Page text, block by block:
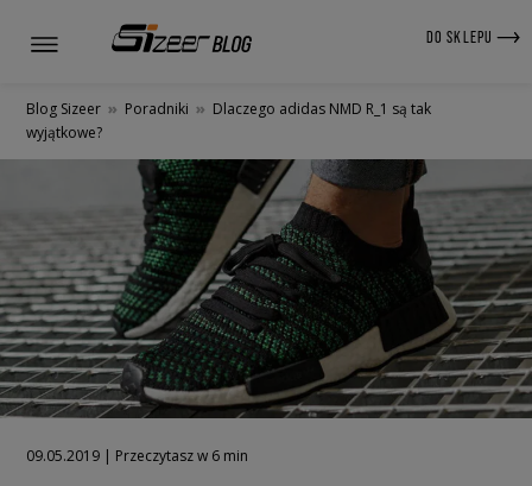
DO SKLEPU
Blog Sizeer » Poradniki » Dlaczego adidas NMD R_1 są tak
wyjątkowe?
09.05.2019 | Przeczytasz w 6 min